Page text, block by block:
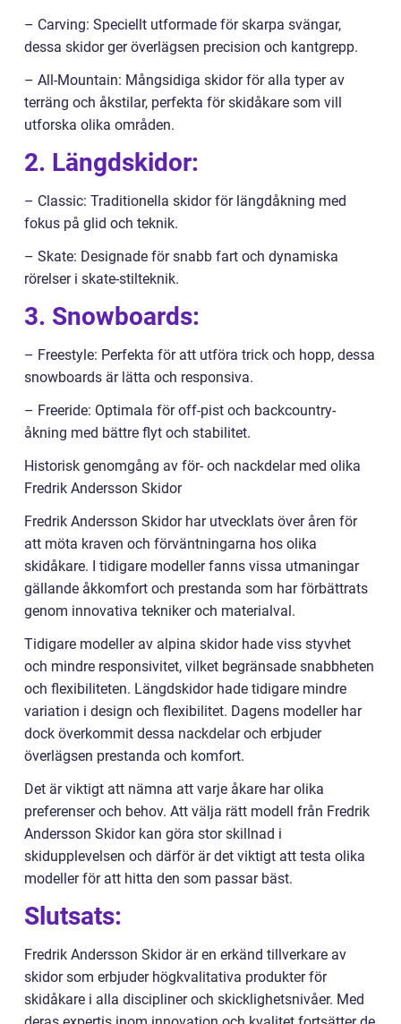
– Carving: Speciellt utformade för skarpa svängar,
dessa skidor ger överlägsen precision och kantgrepp.
– All-Mountain: Mångsidiga skidor för alla typer av
terräng och åkstilar, perfekta för skidåkare som vill
utforska olika områden.
2. Längdskidor:
– Classic: Traditionella skidor för längdåkning med
fokus på glid och teknik.
– Skate: Designade för snabb fart och dynamiska
rörelser i skate-stilteknik.
3. Snowboards:
– Freestyle: Perfekta för att utföra trick och hopp, dessa
snowboards är lätta och responsiva.
– Freeride: Optimala för off-pist och backcountry-
åkning med bättre flyt och stabilitet.
Historisk genomgång av för- och nackdelar med olika
Fredrik Andersson Skidor
Fredrik Andersson Skidor har utvecklats över åren för
att möta kraven och förväntningarna hos olika
skidåkare. I tidigare modeller fanns vissa utmaningar
gällande åkkomfort och prestanda som har förbättrats
genom innovativa tekniker och materialval.
Tidigare modeller av alpina skidor hade viss styvhet
och mindre responsivitet, vilket begränsade snabbheten
och flexibiliteten. Längdskidor hade tidigare mindre
variation i design och flexibilitet. Dagens modeller har
dock överkommit dessa nackdelar och erbjuder
överlägsen prestanda och komfort.
Det är viktigt att nämna att varje åkare har olika
preferenser och behov. Att välja rätt modell från Fredrik
Andersson Skidor kan göra stor skillnad i
skidupplevelsen och därför är det viktigt att testa olika
modeller för att hitta den som passar bäst.
Slutsats:
Fredrik Andersson Skidor är en erkänd tillverkare av
skidor som erbjuder högkvalitativa produkter för
skidåkare i alla discipliner och skicklighetsnivåer. Med